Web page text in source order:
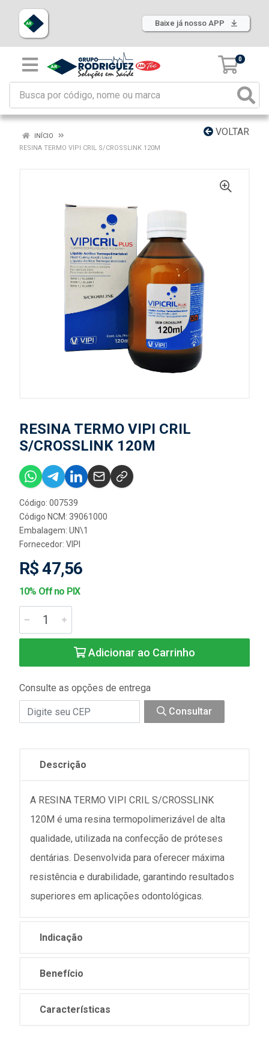
Baixe já nosso APP
0
VOLTAR
INÍCIO
RESINA TERMO VIPI CRIL S/CROSSLINK 120M
RESINA TERMO VIPI CRIL
S/CROSSLINK 120M
Código: 007539
Código NCM: 39061000
Embalagem: UN\1
Fornecedor: VIPI
R$ 47,56
10% Off no PIX
Adicionar ao Carrinho
Consulte as opções de entrega
Consultar
Descrição
A RESINA TERMO VIPI CRIL S/CROSSLINK
120M é uma resina termopolimerizável de alta
qualidade, utilizada na confecção de próteses
dentárias. Desenvolvida para oferecer máxima
resistência e durabilidade, garantindo resultados
superiores em aplicações odontológicas.
Indicação
Benefício
Características